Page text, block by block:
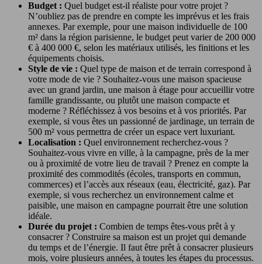
Budget : Quel budget est-il réaliste pour votre projet ?
N’oubliez pas de prendre en compte les imprévus et les frais
annexes. Par exemple, pour une maison individuelle de 100
m² dans la région parisienne, le budget peut varier de 200 000
€ à 400 000 €, selon les matériaux utilisés, les finitions et les
équipements choisis.
Style de vie : Quel type de maison et de terrain correspond à
votre mode de vie ? Souhaitez-vous une maison spacieuse
avec un grand jardin, une maison à étage pour accueillir votre
famille grandissante, ou plutôt une maison compacte et
moderne ? Réfléchissez à vos besoins et à vos priorités. Par
exemple, si vous êtes un passionné de jardinage, un terrain de
500 m² vous permettra de créer un espace vert luxuriant.
Localisation : Quel environnement recherchez-vous ?
Souhaitez-vous vivre en ville, à la campagne, près de la mer
ou à proximité de votre lieu de travail ? Prenez en compte la
proximité des commodités (écoles, transports en commun,
commerces) et l’accès aux réseaux (eau, électricité, gaz). Par
exemple, si vous recherchez un environnement calme et
paisible, une maison en campagne pourrait être une solution
idéale.
Durée du projet : Combien de temps êtes-vous prêt à y
consacrer ? Construire sa maison est un projet qui demande
du temps et de l’énergie. Il faut être prêt à consacrer plusieurs
mois, voire plusieurs années, à toutes les étapes du processus.